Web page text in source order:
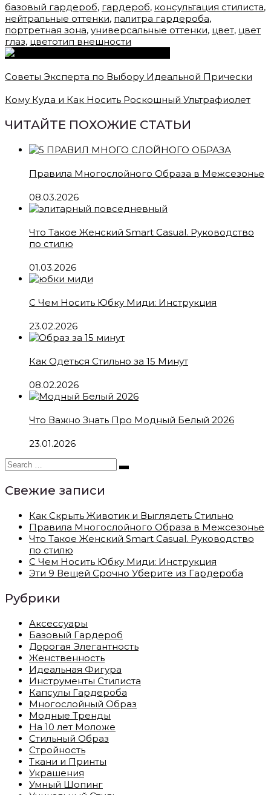
базовый гардероб, гардероб, консультация стилиста,
нейтральные оттенки, палитра гардероба,
портретная зона, универсальные оттенки, цвет, цвет
глаз, цветотип внешности
Советы Эксперта по Выбору Идеальной Прически
Кому Куда и Как Носить Роскошный Ультрафиолет
ЧИТАЙТЕ ПОХОЖИЕ СТАТЬИ
Правила Многослойного Образа в Межсезонье
08.03.2026
Что Такое Женский Smart Casual. Руководство
по стилю
01.03.2026
С Чем Носить Юбку Миди: Инструкция
23.02.2026
Как Одеться Стильно за 15 Минут
08.02.2026
Что Важно Знать Про Модный Белый 2026
23.01.2026
Свежие записи
Как Скрыть Животик и Выглядеть Стильно
Правила Многослойного Образа в Межсезонье
Что Такое Женский Smart Casual. Руководство
по стилю
С Чем Носить Юбку Миди: Инструкция
Эти 9 Вещей Срочно Уберите из Гардероба
Рубрики
Аксессуары
Базовый Гардероб
Дорогая Элегантность
Женственность
Идеальная Фигура
Инструменты Стилиста
Капсулы Гардероба
Многослойный Образ
Модные Тренды
На 10 лет Моложе
Стильный Образ
Стройность
Ткани и Принты
Украшения
Умный Шопинг